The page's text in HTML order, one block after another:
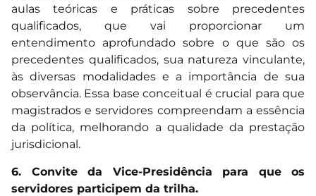
aulas teóricas e práticas sobre precedentes
qualificados, que vai proporcionar um
entendimento aprofundado sobre o que são os
precedentes qualificados, sua natureza vinculante,
às diversas modalidades e a importância de sua
observância. Essa base conceitual é crucial para que
magistrados e servidores compreendam a essência
da política, melhorando a qualidade da prestação
jurisdicional.
6. Convite da Vice-Presidência para que os
servidores participem da trilha.